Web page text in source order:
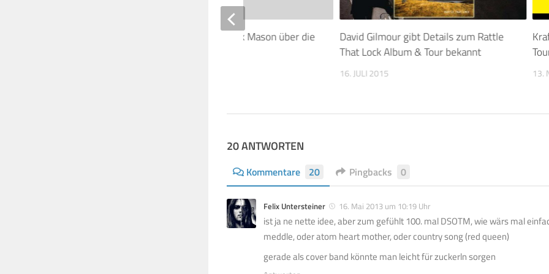
David Gilmour gibt Details zum Rattle
That Lock Album & Tour bekannt
16. JULI 2015 13.
Deutschlandfunk: Nick Mason über die
20 ANTWORTEN
Kommentare 20 Pingbacks 0
Felix Untersteiner 16. Mai 2013 um 10:19 Uhr
ist ja ne nette idee, aber zum gefühlt 100. mal DSOTM, wie wärs mal
meddle, oder atom heart mother, oder country song (red queen)
gerade als cover band könnte man leicht für zuckerln sorgen